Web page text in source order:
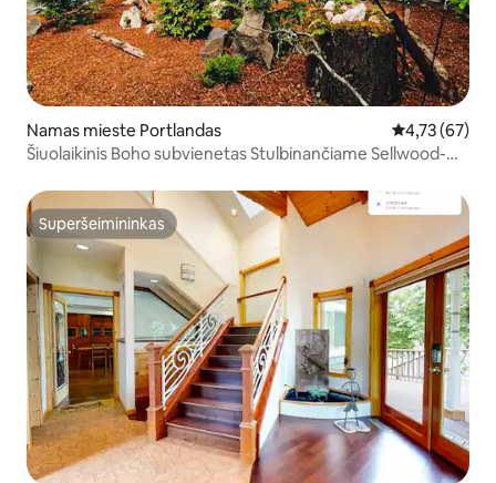
Namas mieste Portlandas Vidutinis
4,73 (67)
Šiuolaikinis Boho subvienetas Stulbinančiame Sellwood-
Superšeimininkas
Superšeimininkas